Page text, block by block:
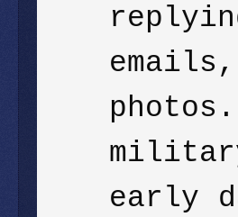
early